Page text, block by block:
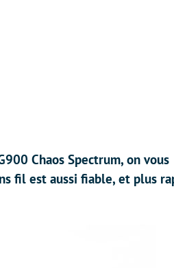
Chaos Spectrum, on vous
fil est aussi fiable, et plus